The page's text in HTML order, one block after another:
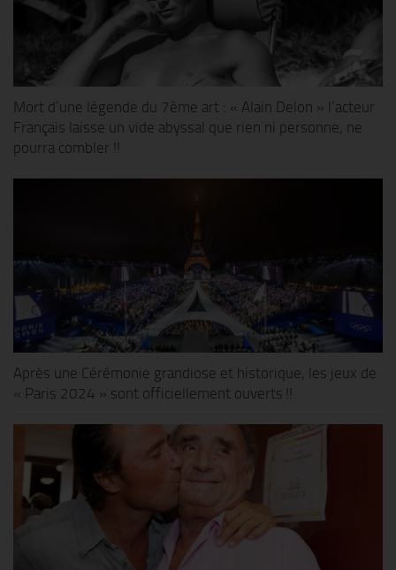
Mort d’une légende du 7ème art : « Alain Delon » l’acteur
Français laisse un vide abyssal que rien ni personne, ne
pourra combler !!
Après une Cérémonie grandiose et historique, les jeux de
« Paris 2024 » sont officiellement ouverts !!